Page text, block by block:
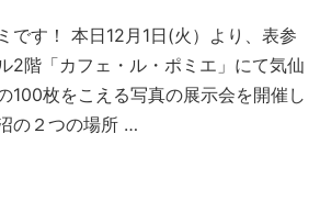
です！ 本日12月1日(火）より、表参
2階「カフェ・ル・ポミエ」にて気仙
100枚をこえる写真の展示会を開催し
の２つの場所 …